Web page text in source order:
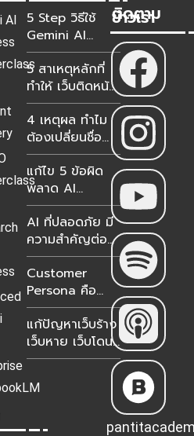
AI
5 Step วิธีใช้
Gemini AI
วิเคราะห์ Google
Analytics &
Search
Console แม่นยำ
100%
5 สาเหตุหลักที่
ทำให้ เว็บติดหน้า
แรกแต่ขายไม่ได้?
4 เหตุผล ทำไม
ต้องเปลี่ยนชื่อ
NotebookLM
เป็น Gemini
Notebook?
แก้ไข 5 ข้อผิด
พลาด AI
Transformation
ธุรกิจไทย 2026
AI ที่ปลอดภัย มี
ความสำคัญต่อ
องค์กรอย่างไร?
Customer
Persona คือ
อะไร? เจาะลึกวิธี
สร้างฉบับอัปเดต
2026 เพื่อมัดใจ
ลูกค้าในยุค AI
แก้ปัญหาเว็บร้าง
เว็บหาย เว็บโดน
ยึด เกิดจาก
ติดตาม
ข่าวเรา